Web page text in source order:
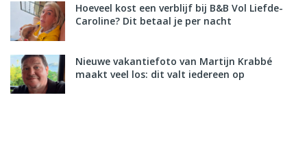
Hoeveel kost een verblijf bij B&B Vol Liefde-
Caroline? Dit betaal je per nacht
Nieuwe vakantiefoto van Martijn Krabbé
maakt veel los: dit valt iedereen op